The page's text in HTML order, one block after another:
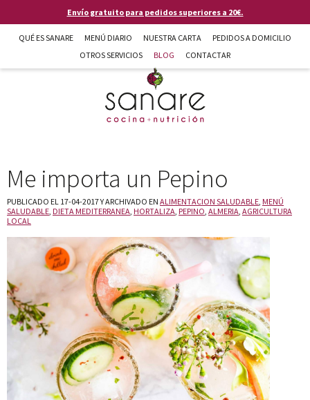
Pasar al contenido principalEnvío gratuito para pedidos superiores a 20€.
QUÉ ES SANARE MENÚ DIARIO NUESTRA CARTA
PEDIDOS A DOMICILIO
OTROS SERVICIOS
BLOG CONTACTAR
Sanare cocina + nutrición en Almería
Me importa un Pepino
PUBLICADO EL 17-04-2017 Y ARCHIVADO EN ALIMENTACION SALUDABLE, MENÚ
SALUDABLE, DIETA MEDITERRANEA, HORTALIZA, PEPINO, ALMERIA, AGRICULTURA
LOCAL